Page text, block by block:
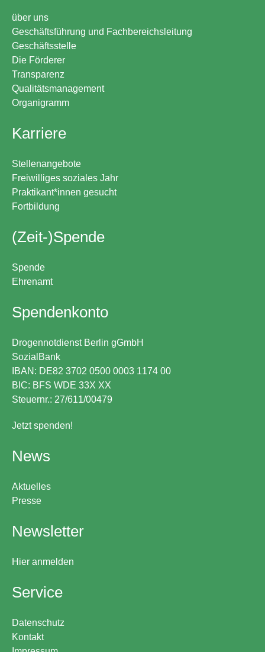
über uns
Geschäftsführung und Fachbereichsleitung
Geschäftsstelle
Die Förderer
Transparenz
Qualitätsmanagement
Organigramm
Karriere
Stellenangebote
Freiwilliges soziales Jahr
Praktikant*innen gesucht
Fortbildung
(Zeit-)Spende
Spende
Ehrenamt
Spendenkonto
Drogennotdienst Berlin gGmbH
SozialBank
IBAN: DE82 3702 0500 0003 1174 00
BIC: BFS WDE 33X XX
Steuernr.: 27/611/00479
Jetzt spenden!
News
Aktuelles
Presse
Newsletter
Hier anmelden
Service
Datenschutz
Kontakt